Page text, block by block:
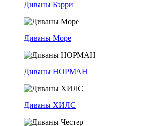
Диваны Бэрри
Диваны Море
Диваны НОРМАН
Диваны ХИЛС